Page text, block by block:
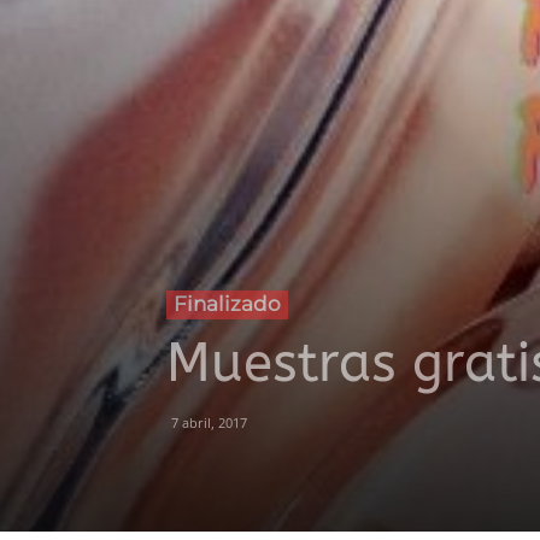
Finalizado
Muestras
7 abril, 2017